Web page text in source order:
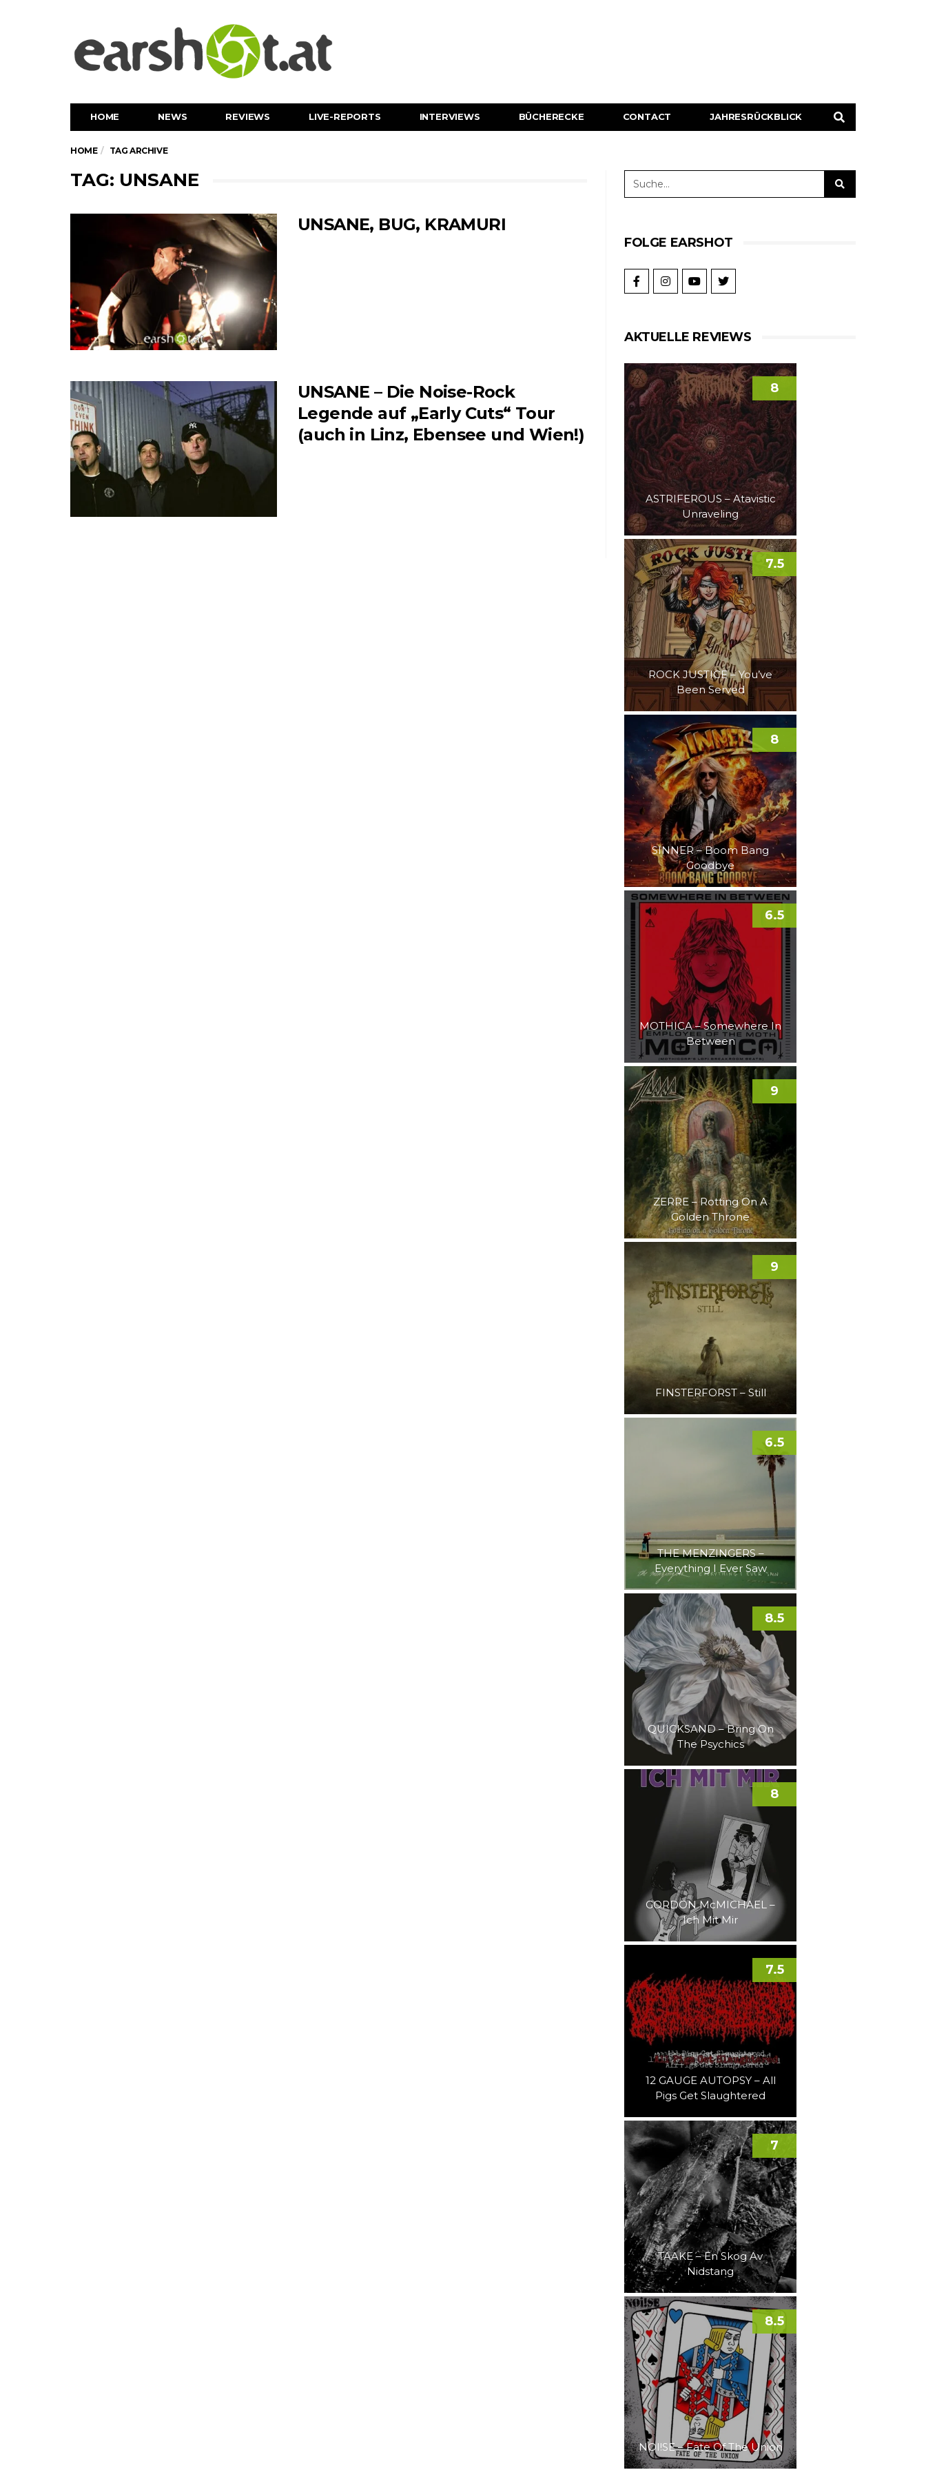
HOME NEWS REVIEWS LIVE-REPORTS INTERVIEWS BÜCHERECKE CONTACT JAHRESRÜCKBLICK
HOME TAG ARCHIVE
TAG: UNSANE
UNSANE, BUG, KRAMURI
UNSANE – Die Noise-Rock
Legende auf „Early Cuts“ Tour
(auch in Linz, Ebensee und Wien!)
FOLGE EARSHOT
AKTUELLE REVIEWS
ASTRIFEROUS – Atavistic
Unraveling
8
ROCK JUSTICE – You’ve
Been Served
7.5
SINNER – Boom Bang
Goodbye
8
MOTHICA – Somewhere In
Between
6.5
ZERRE – Rotting On A
Golden Throne
9
FINSTERFORST – Still
9
THE MENZINGERS –
Everything I Ever Saw
6.5
QUICKSAND – Bring On
The Psychics
8.5
GORDON McMICHAEL –
Ich Mit Mir
8
12 GAUGE AUTOPSY – All
Pigs Get Slaughtered
7.5
TAAKE – En Skog Av
Nidstang
7
NOI!SE – Fate Of The Union
8.5